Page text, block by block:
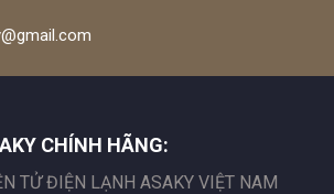
CHÍNH HÃNG:
TỬ ĐIỆN LẠNH ASAKY VIỆT NAM